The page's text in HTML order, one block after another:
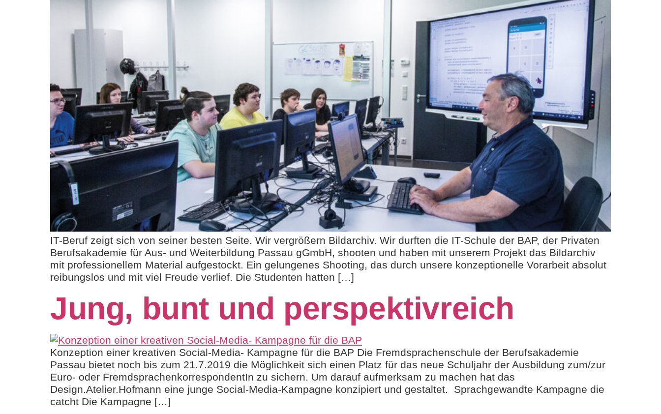
IT-Beruf zeigt sich von seiner besten Seite. Wir vergrößern Bildarchiv. Wir durften die IT-Schule der BAP, der Privaten
Berufsakademie für Aus- und Weiterbildung Passau gGmbH, shooten und haben mit unserem Projekt das Bildarchiv
mit professionellem Material aufgestockt. Ein gelungenes Shooting, das durch unsere konzeptionelle Vorarbeit absolut
reibungslos und mit viel Freude verlief. Die Studenten hatten […]
Jung, bunt und perspektivreich
Konzeption einer kreativen Social-Media- Kampagne für die BAP Die Fremdsprachenschule der Berufsakademie
Passau bietet noch bis zum 21.7.2019 die Möglichkeit sich einen Platz für das neue Schuljahr der Ausbildung zum/zur
Euro- oder FremdsprachenkorrespondentIn zu sichern. Um darauf aufmerksam zu machen hat das
Design.Atelier.Hofmann eine junge Social-Media-Kampagne konzipiert und gestaltet. Sprachgewandte Kampagne die
catcht Die Kampagne […]